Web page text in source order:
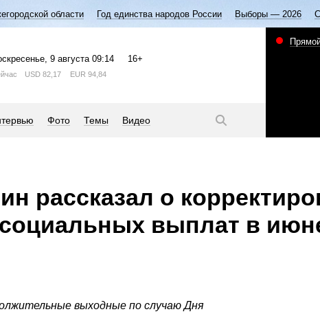
области Год единства народов России Выборы — 2026
, 9 августа 09:14 16+
USD 82,17 EUR 94,84
Фото Темы Видео
рассказал о
выплат в
выходные по случаю Дня